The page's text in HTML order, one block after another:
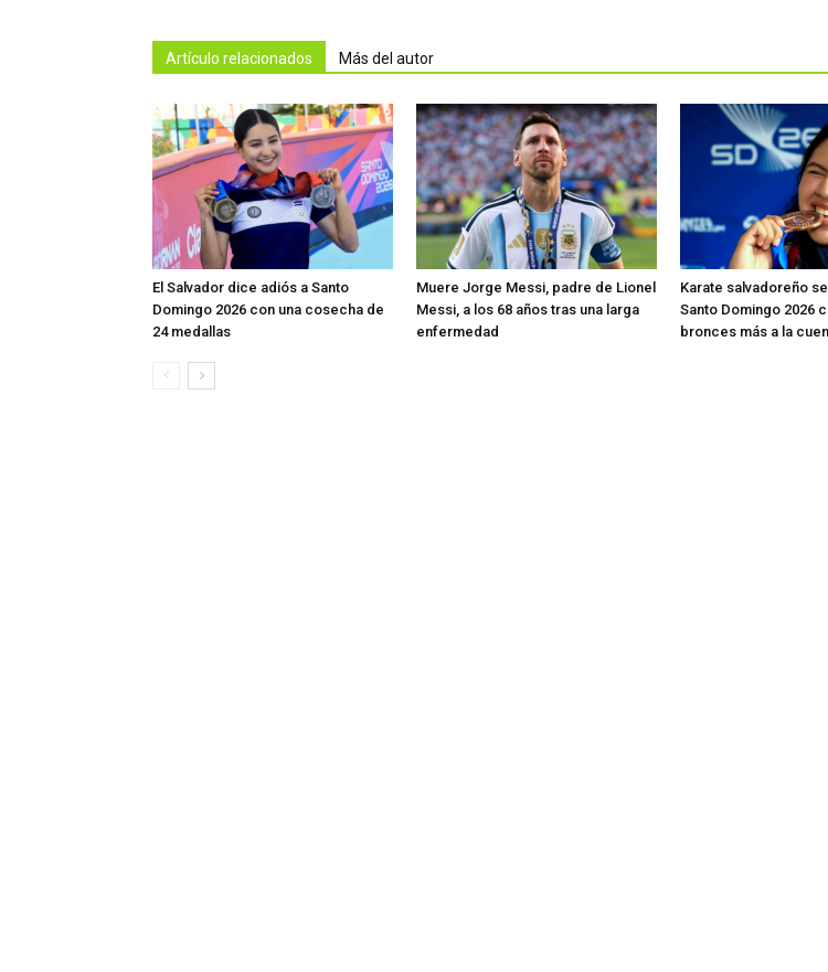
Artículo relacionados Más del autor
El Salvador dice adiós a Santo
Domingo 2026 con una cosecha de
24 medallas
Muere Jorge Messi, padre de Lionel
Messi, a los 68 años tras una larga
enfermedad
Karate salvadoreño
Santo Domingo 2026
bronces más a la